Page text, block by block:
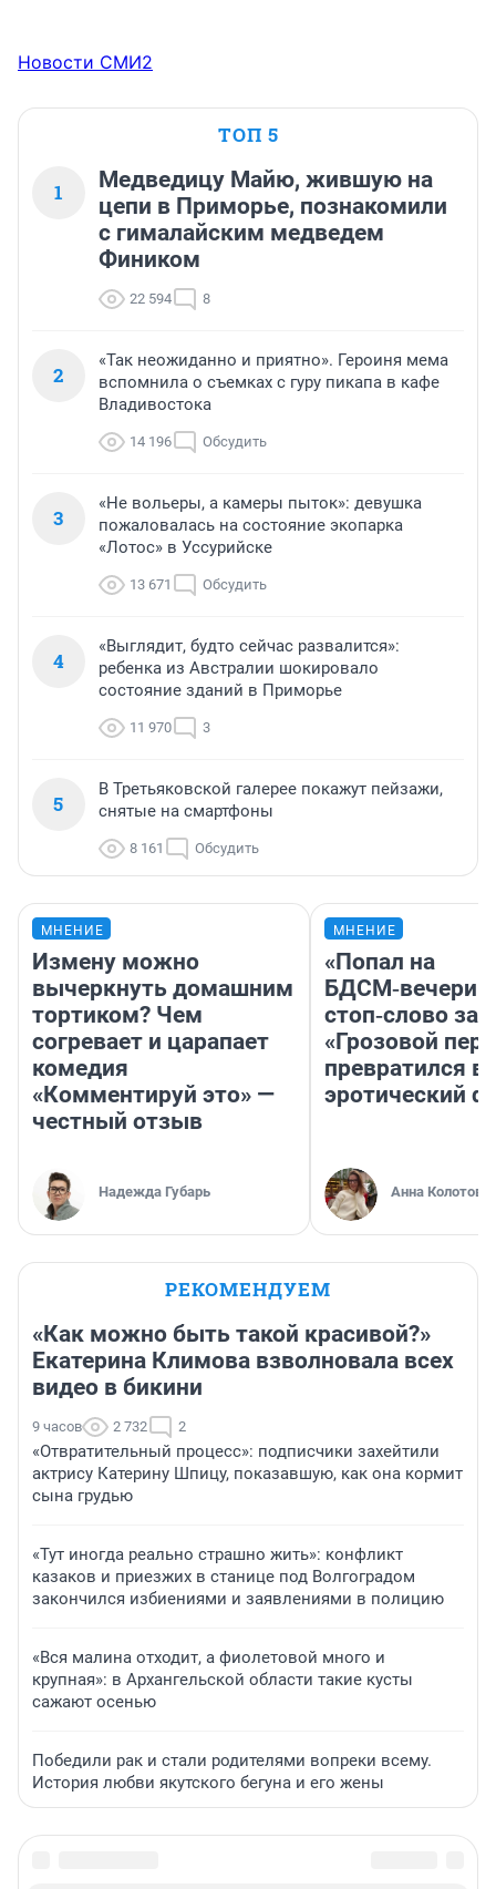
Новости СМИ2
ТОП 5
1
Медведицу Майю, жившую на
цепи в Приморье, познакомили
с гималайским медведем
Фиником
22 594 8
2
«Так неожиданно и приятно». Героиня мема
вспомнила о съемках с гуру пикапа в кафе
Владивостока
14 196 Обсудить
3
«Не вольеры, а камеры пыток»: девушка
пожаловалась на состояние экопарка
«Лотос» в Уссурийске
13 671 Обсудить
4
«Выглядит, будто сейчас развалится»:
ребенка из Австралии шокировало
состояние зданий в Приморье
11 970 3
5
В Третьяковской галерее покажут пейзажи,
снятые на смартфоны
8 161 Обсудить
МНЕНИЕ
Измену можно
вычеркнуть домашним
тортиком? Чем
согревает и царапает
комедия
«Комментируй это» —
честный отзыв
Надежда Губарь
МНЕНИЕ
«Попал на
стоп‑слово
«Грозовой
превратился в
эротический
Анна Колотова
РЕКОМЕНДУЕМ
«Как можно быть такой красивой?»
Екатерина Климова взволновала всех
видео в бикини
9 часов 2 732 2
«Отвратительный процесс»: подписчики захейтили
актрису Катерину Шпицу, показавшую, как она кормит
сына грудью
«Тут иногда реально страшно жить»: конфликт
казаков и приезжих в станице под Волгоградом
закончился избиениями и заявлениями в полицию
«Вся малина отходит, а фиолетовой много и
крупная»: в Архангельской области такие кусты
сажают осенью
Победили рак и стали родителями вопреки всему.
История любви якутского бегуна и его жены